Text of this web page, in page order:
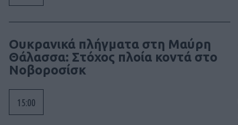
Ουκρανικά πλήγματα στη Μαύρη
Θάλασσα: Στόχος πλοία κοντά στο
Νοβοροσίσκ
15:00